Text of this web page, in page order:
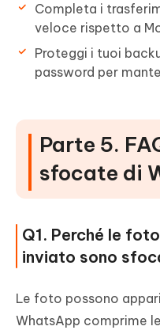
Completa i
veloce rispetto a
Proteggi i tuoi
password per
Parte 5.
sfocate di
Q1. Perché le
inviato sono
Le foto possono
WhatsApp comprime